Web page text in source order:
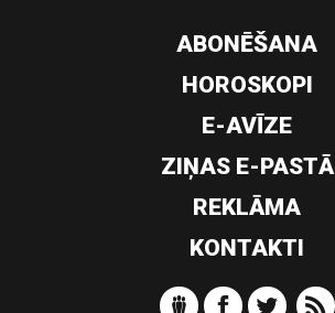
ABONĒŠANA
HOROSKOPI
E-AVĪZE
ZIŅAS E-PASTĀ
REKLĀMA
KONTAKTI